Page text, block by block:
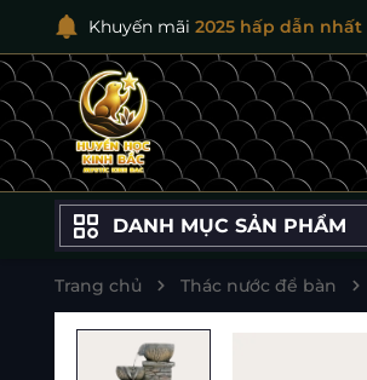
Khuyến mãi 2025 hấp dẫn nhất
DANH MỤC SẢN PHẨM
Trang chủ Thác nước để bàn